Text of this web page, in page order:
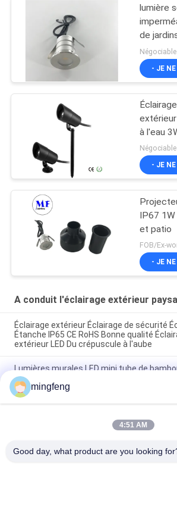
lumière
de
places
puce de
LED
- JE
à l'eau
- JE
IP67 1W
et patio
- JE
A conduit l'éclairage extérieur
Éclairage extérieur Éclairage de sécurité
Étanche IP65 CE RoHS Bonne qualité
extérieur LED Du crépuscule à l'aube
Lumières murales LED mini tube de
Lampes murales imperméables vers le
Lumière extérieure
Catégories
mingfeng
4:51 AM
Good day, what product are you looking